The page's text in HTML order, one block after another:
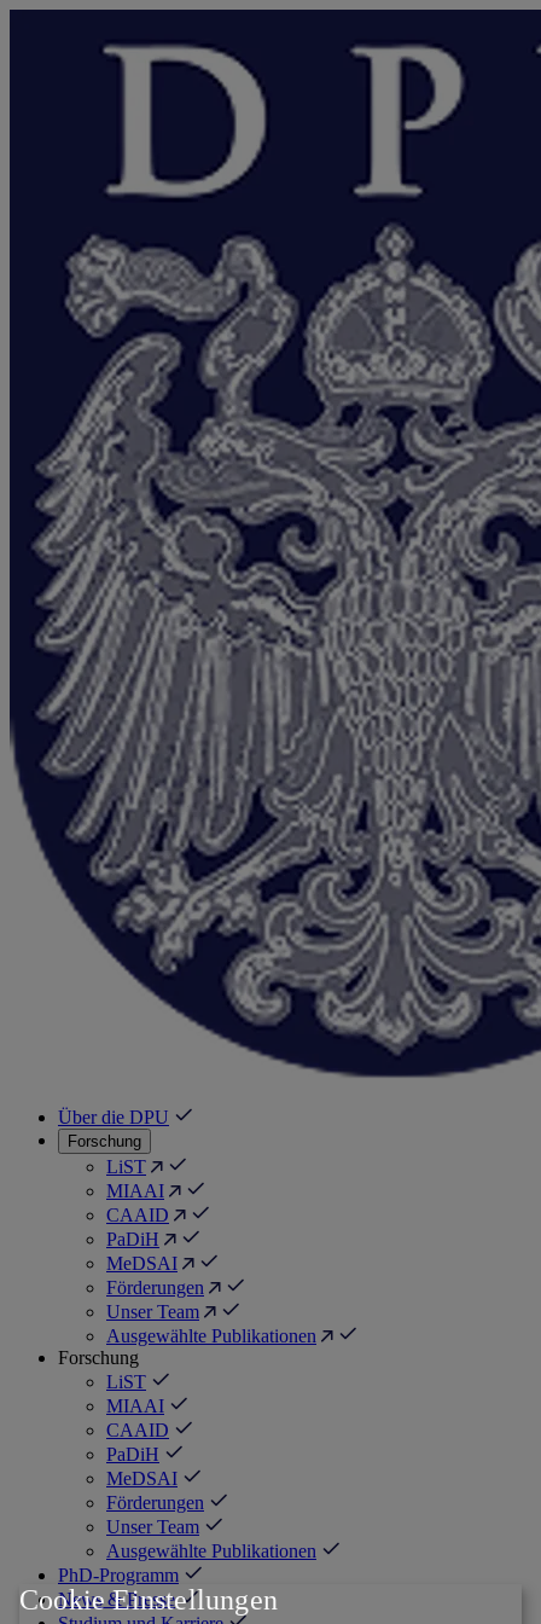
Über die DPU
Forschung
LiST
MIAAI
CAAID
PaDiH
MeDSAI
Förderungen
Unser Team
Ausgewählte Publikationen
Forschung
LiST
MIAAI
CAAID
PaDiH
MeDSAI
Förderungen
Unser Team
Ausgewählte Publikationen
PhD-Programm
News & Presse
Cookie Einstellungen